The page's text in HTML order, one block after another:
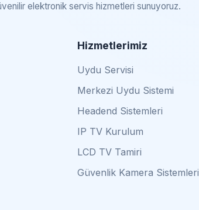
elektronik servis hizmetleri sunuyoruz.
Hizmetlerimiz
Uydu Servisi
Merkezi Uydu Sistemi
Headend Sistemleri
IP TV Kurulum
LCD TV Tamiri
Güvenlik Kamera Sistemleri